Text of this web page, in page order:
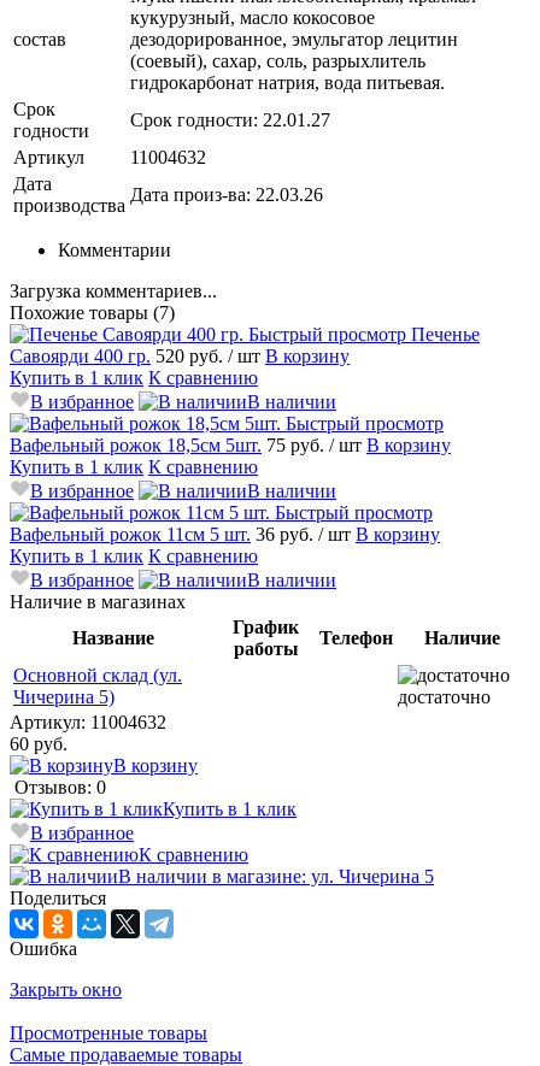
состав
кукурузный, масло кокосовое
дезодорированное, эмульгатор лецитин
(соевый), сахар, соль, разрыхлитель
гидрокарбонат натрия, вода питьевая.
Срок
годности
Срок годности: 22.01.27
Артикул
11004632
Дата
производства
Дата произ-ва: 22.03.26
Комментарии
Загрузка комментариев...
Похожие товары (7)
Быстрый просмотр Печенье
Савоярди 400 гр. 520 руб. / шт В корзину
Купить в 1 клик К сравнению
В избранное
В наличии
Быстрый просмотр
Вафельный рожок 18,5см 5шт. 75 руб. / шт В корзину
Купить в 1 клик К сравнению
В избранное
В наличии
Быстрый просмотр
Вафельный рожок 11см 5 шт. 36 руб. / шт В корзину
Купить в 1 клик К сравнению
В избранное
В наличии
Наличие в магазинах
Название
График
работы
Телефон
Наличие
Основной склад (ул.
Чичерина 5)
достаточно
Артикул: 11004632
60 руб.
В корзину
Отзывов: 0
Купить в 1 клик
В избранное
К сравнению
В наличии в магазине: ул. Чичерина 5
Поделиться
Ошибка
Закрыть окно
Просмотренные товары
Самые продаваемые товары